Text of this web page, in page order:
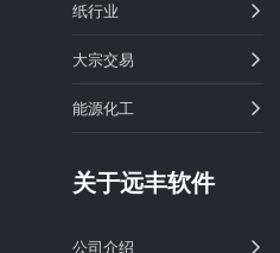
纸行业
大宗交易
能源化工
关于远丰软件
公司介绍